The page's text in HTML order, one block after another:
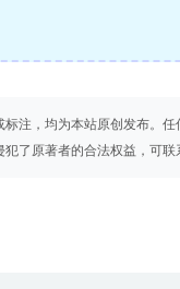
注，均为本站原创发布。
了原著者的合法权益，可联